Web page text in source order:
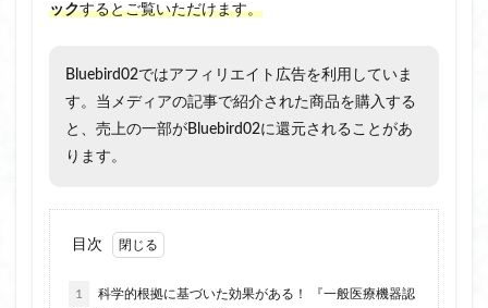
ックするとご覧いただけます。
Bluebird02ではアフィリエイト広告を利用していま
す。当メディアの記事で紹介された商品を購入する
と、売上の一部がBluebird02に還元されることがあ
ります。
目次
1
科学的根拠に基づいた効果がある！ 『一般医療機器認